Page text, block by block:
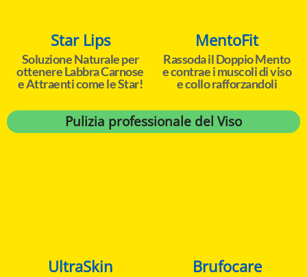
Star Lips
Soluzione Naturale per
ottenere Labbra Carnose
e Attraenti come le Star!
MentoFit
Rassoda il Doppio Mento
e contrae i muscoli di viso
e collo rafforzandoli
Pulizia professionale del Viso
UltraSkin Brufocare